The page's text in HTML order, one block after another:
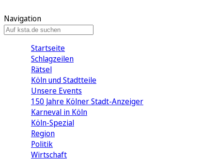
Navigation
Startseite
Schlagzeilen
Rätsel
Köln und Stadtteile
Unsere Events
150 Jahre Kölner Stadt-Anzeiger
Karneval in Köln
Köln-Spezial
Region
Politik
Wirtschaft